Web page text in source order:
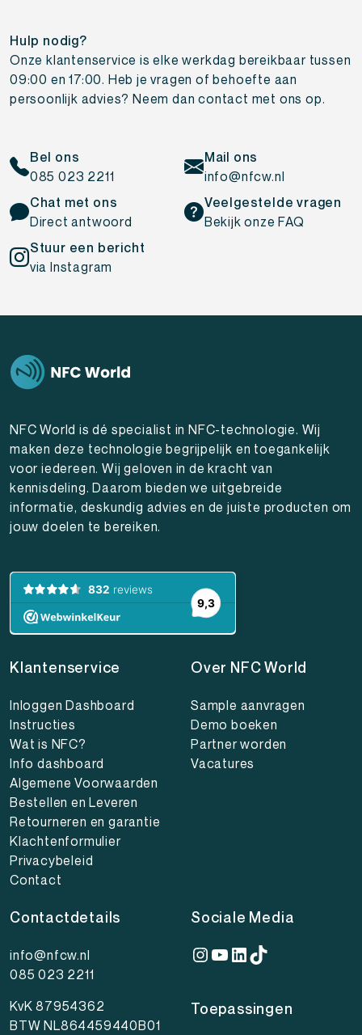
Hulp nodig?
Onze klantenservice is elke werkdag bereikbaar tussen
09:00 en 17:00. Heb je vragen of behoefte aan
persoonlijk advies? Neem dan contact met ons op.
Bel ons
085 023 2211
Mail ons
info@nfcw.nl
Chat met ons
Direct antwoord
Veelgestelde vragen
Bekijk onze FAQ
Stuur een bericht
via Instagram
NFC World is dé specialist in NFC-technologie. Wij
maken deze technologie begrijpelijk en toegankelijk
voor iedereen. Wij geloven in de kracht van
kennisdeling. Daarom bieden we uitgebreide
informatie, deskundig advies en de juiste producten om
jouw doelen te bereiken.
Klantenservice
Inloggen Dashboard
Instructies
Wat is NFC?
Info dashboard
Algemene Voorwaarden
Bestellen en Leveren
Retourneren en garantie
Klachtenformulier
Privacybeleid
Contact
Over NFC World
Sample aanvragen
Demo boeken
Partner worden
Vacatures
Contactdetails
info@nfcw.nl
085 023 2211
KvK 87954362
BTW NL864459440B01
Sociale Media
Instagram
YouTube
LinkedIn
TikTok
Toepassingen